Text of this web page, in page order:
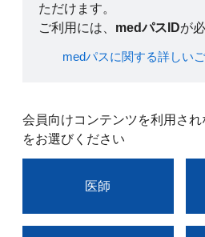
ただけます。
ご利用には、 medパスIDが
medパスに関する詳しい
会員向けコンテンツを利用さ
をお選びください
医師